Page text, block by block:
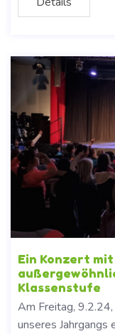
Ein Konzert
Klassenstufe
Am Freitag,
unseres